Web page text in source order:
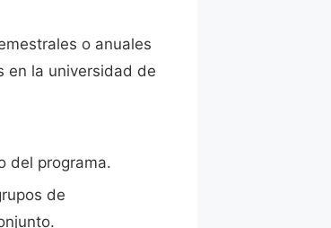
o anuales
en la universidad de
del programa.
de